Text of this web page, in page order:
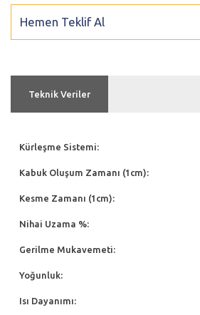
Hemen Teklif Al
Teknik Veriler
Kürleşme Sistemi:
Kabuk Oluşum Zamanı (1cm):
Kesme Zamanı (1cm):
Nihai Uzama %:
Gerilme Mukavemeti:
Yoğunluk:
Isı Dayanımı: